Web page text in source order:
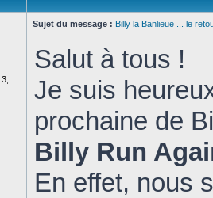
Sujet du message : Billy la Banlieue ... le
Salut à tous !
Je suis
prochaine de
Billy Run
En effet, nous